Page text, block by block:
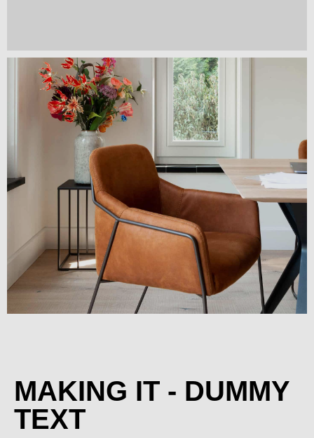
Lorem ipsum dolor sit amet, consectetur adipiscing elit. Ut
elit tellus, luctus nec ullamcorper mattis, pulvinar dapibus
Lorem ipsum dolor sit amet, consectetur adipiscing elit. Ut
elit tellus, luctus nec ullamcorper mattis, pulvinar dapibus
Lorem ipsum dolor sit amet, consectetur adipiscing elit. Ut
elit tellus, luctus nec ullamcorper mattis, pulvinar dapibus
Lorem ipsum dolor sit amet, consectetur adipiscing elit. Ut
elit tellus, luctus nec ullamcorper mattis, pulvinar dapibus
leo.
MAKING IT - DUMMY
TEXT